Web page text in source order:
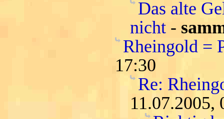
Das alte
nicht -
Rheingold =
17:30
Re:
11.07.2005,